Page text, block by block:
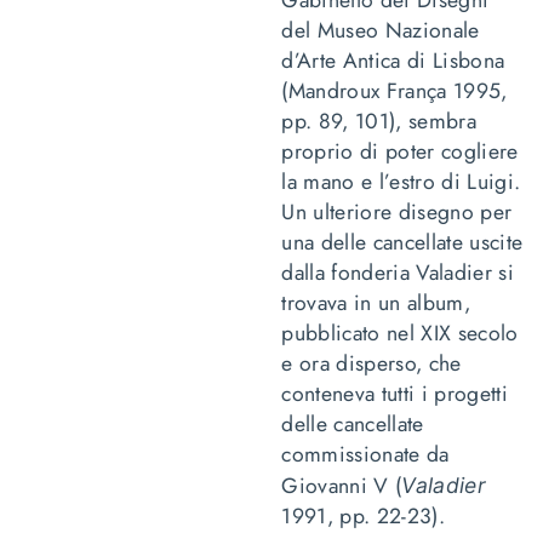
del Museo Nazionale
d’Arte Antica di Lisbona
(Mandroux França 1995,
pp. 89, 101), sembra
proprio di poter cogliere
la mano e l’estro di Luigi.
Un ulteriore disegno per
una delle cancellate uscite
dalla fonderia Valadier si
trovava in un album,
pubblicato nel XIX secolo
e ora disperso, che
conteneva tutti i progetti
delle cancellate
commissionate da
Giovanni V (Valadier
1991, pp. 22-23).